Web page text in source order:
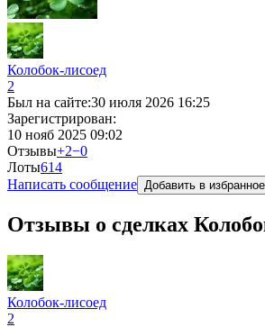
Колобок-лисоед
2
Был на сайте:30 июля 2026 16:25
Зарегистрирован:
10 нояб 2025 09:02
Отзывы+2−0
Лоты614
Написать сообщение Добавить в избранное
Отзывы о сделках
Колобок-лисоед
2